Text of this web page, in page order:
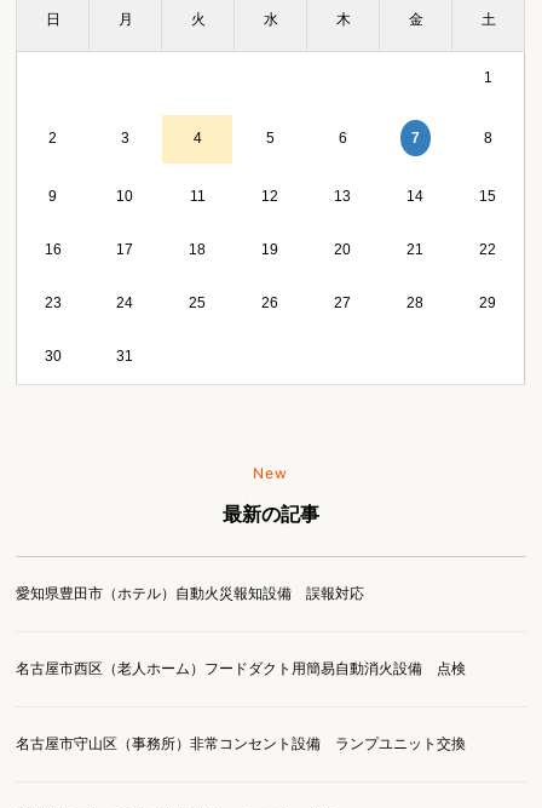
日 月 火 水 木 金 土
1
2 3 4 5 6 7 8
9 10 11 12 13 14 15
16 17 18 19 20 21 22
23 24 25 26 27 28 29
30 31
New
最新の記事
愛知県豊田市（ホテル）自動火災報知設備 誤報対応
名古屋市西区（老人ホーム）フードダクト用簡易自動消火設備 点検
名古屋市守山区（事務所）非常コンセント設備 ランプユニット交換